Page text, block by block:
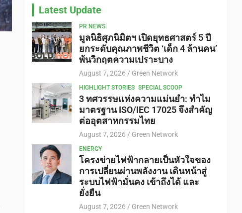
Latest Update
PR NEWS
มูลนิธิศุภนิมิตฯ เปิดยุทธศาสตร์ 5 ปี
ยกระดับคุณภาพชีวิต ‘เด็ก 4 ล้านคน’
พ้นวิกฤตความเปราะบาง
August 7, 2026 Green Network
HIGHLIGHT STORIES SPECIAL SCOOP
3 ทศวรรษแห่งความแม่นยำ: ทำไม
มาตรฐาน ISO/IEC 17025 จึงสำคัญ
ต่ออุตสาหกรรมไทย
August 7, 2026 Green Network
ENERGY
โครงข่ายไฟฟ้ากลายเป็นหัวใจของ
การเปลี่ยนผ่านพลังงาน เดินหน้าสู่
ระบบไฟฟ้ามั่นคง เข้าถึงได้ และ
ยั่งยืน
August 7, 2026 Green Network